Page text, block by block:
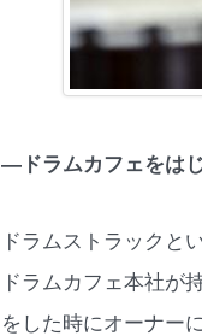
―ドラムカフェをは
ドラムストラックと
ドラムカフェ本社が
をした時にオーナー